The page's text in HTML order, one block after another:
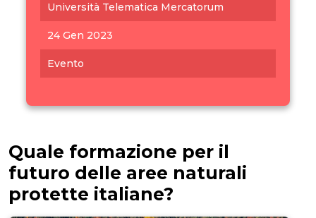
Università Telematica Mercatorum
24 Gen 2023
Evento
Quale formazione per il
futuro delle aree naturali
protette italiane?